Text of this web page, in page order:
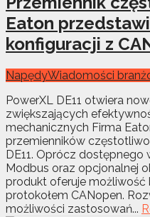
Eaton
konfiguracji z
NapędyWiadomości
PowerXL DE11 otwiera
zwiększających
mechanicznych Firma
przemienników
DE11. Oprócz dostępnego
Modbus oraz opcjonalnej
produkt oferuje możliwość
protokołem CANopen.
możliwości zastosowań...